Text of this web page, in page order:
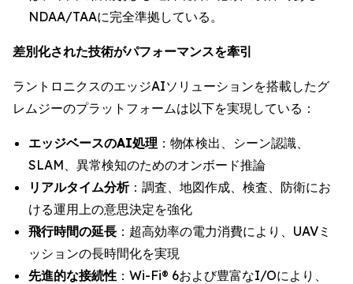
NDAA/TAAに完全準拠している。
差別化された技術がパフォーマンスを牽引
ラントロニクスのエッジAIソリューションを搭載したグ
レムジーのプラットフォームは以下を実現している：
エッジベースのAI処理 ：物体検出、シーン認識、
SLAM、異常検知のためのオンボード推論
リアルタイム分析：調査、地図作成、検査、防衛にお
ける運用上の意思決定を強化
飛行時間の延長 ：超高効率の電力消費により、UAVミ
ッションの長時間化を実現
先進的な接続性 ：Wi-Fi® 6および豊富なI/Oにより、